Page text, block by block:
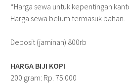
*Harga sewa untuk kepentingan
Harga sewa belum termasuk bahan.
Deposit (jaminan) 800rb
HARGA BIJI KOPI
200 gram: Rp. 75.000